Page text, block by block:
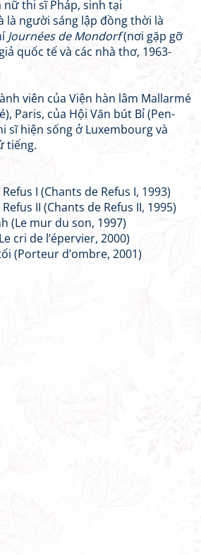
nữ thi sĩ Pháp, sinh tại
là người sáng lập đồng thời là
Journées de Mondorf(nơi gặp gỡ
quốc tế và các nhà thơ, 1963-
viên của Viện hàn lâm Mallarmé
Paris, của Hội Văn bút Bỉ (Pen-
sĩ hiện sống ở Luxembourg và
tiếng.
I (Chants de Refus I, 1993)
II (Chants de Refus II, 1995)
(Le mur du son, 1997)
cri de l’épervier, 2000)
(Porteur d’ombre, 2001)